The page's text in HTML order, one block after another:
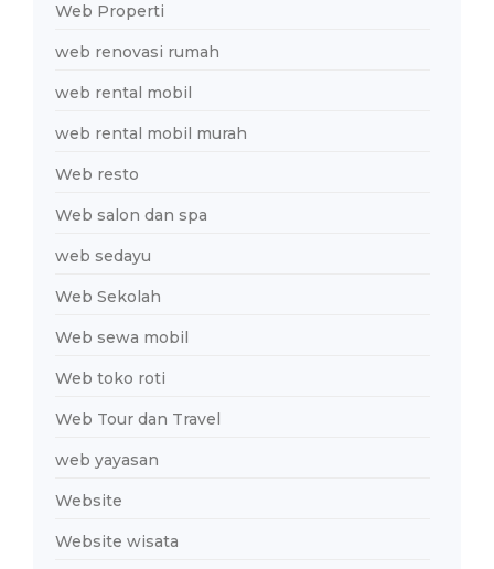
Web Properti
web renovasi rumah
web rental mobil
web rental mobil murah
Web resto
Web salon dan spa
web sedayu
Web Sekolah
Web sewa mobil
Web toko roti
Web Tour dan Travel
web yayasan
Website
Website wisata